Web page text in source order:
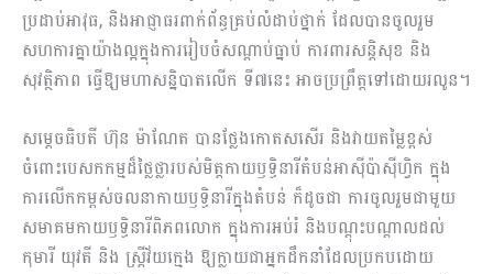
ប្រដាប់អាវុធ, និងអាជ្ញាធរពាក់ព័ន្ធគ្រប់លំដាប់ថ្នាក់ ដែលបានចូលរួម
សហការគ្នាយ៉ាងល្អក្នុងការរៀបចំសណ្តាប់ធ្នាប់ ការពារសន្តិសុខ និង
សុវត្ថិភាព ធ្វើឱ្យមហាសន្និបាតលើក ទី៧នេះ អាចប្រព្រឹត្តទៅដោយរលូន។
សម្តេចធិបតី ហ៊ុន ម៉ាណែត បានថ្លែងកោតសសើរ និងវាយតម្លៃខ្ពស់
ចំពោះបេសកកម្មដ៏ថ្លៃថ្លារបស់មិត្តកាយឫទ្ធិនារីតំបន់អាស៊ីប៉ាស៊ីហ្វិក ក្នុង
ការលើកកម្ពស់ចលនាកាយឫទ្ធិនារីក្នុងតំបន់ ក៏ដូចជា ការចូលរួមជាមួយ
សមាគមកាយឫទ្ធិនារីពិភពលោក ក្នុងការអប់រំ និងបណ្ដុះបណ្តាលដល់
កុមារី យុវតី និង ស្រ្តីវ័យក្មេង ឱ្យក្លាយជាអ្នកដឹកនាំដែលប្រកបដោយ